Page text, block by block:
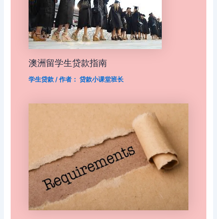
澳洲留学生贷款指南
学生贷款/ 作者： 贷款小课堂班长